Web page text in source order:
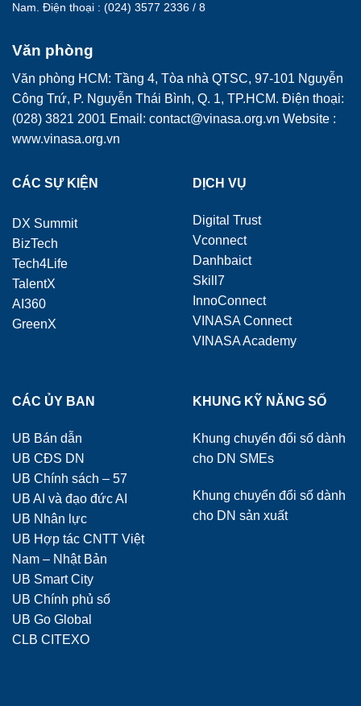
Nam. Điện thoại : (024) 3577 2336 / 8
Văn phòng
Văn phòng HCM: Tầng 4, Tòa nhà QTSC, 97-101 Nguyễn
Công Trứ, P. Nguyễn Thái Bình, Q. 1, TP.HCM. Điện thoại:
(028) 3821 2001 Email: contact@vinasa.org.vn Website :
www.vinasa.org.vn
CÁC SỰ KIỆN
DX Summit
BizTech
Tech4Life
TalentX
AI360
GreenX
DỊCH VỤ
Digital Trust
Vconnect
Danhbaict
Skill7
InnoConnect
VINASA Connect
VINASA Academy
CÁC ỦY BAN
UB Bán dẫn
UB CĐS DN
UB Chính sách – 57
UB AI và đạo đức AI
UB Nhân lực
UB Hợp tác CNTT Việt
Nam – Nhật Bản
UB Smart City
UB Chính phủ số
UB Go Global
CLB CITEXO
KHUNG KỸ NĂNG SỐ
Khung chuyển đổi số dành
cho DN SMEs
Khung chuyển đổi số dành
cho DN sản xuất